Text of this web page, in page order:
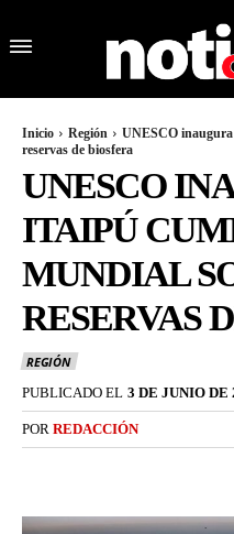
Inicio Región
UNESCO
reservas de biosfera
UNESCO
ITAIPÚ
MUNDIAL
RESERVAS
REGIÓN
PUBLICADO EL 3 DE JUNIO DE
POR REDACCIÓN